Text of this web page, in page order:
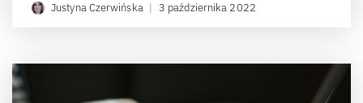
Justyna Czerwińska | 3 października 2022